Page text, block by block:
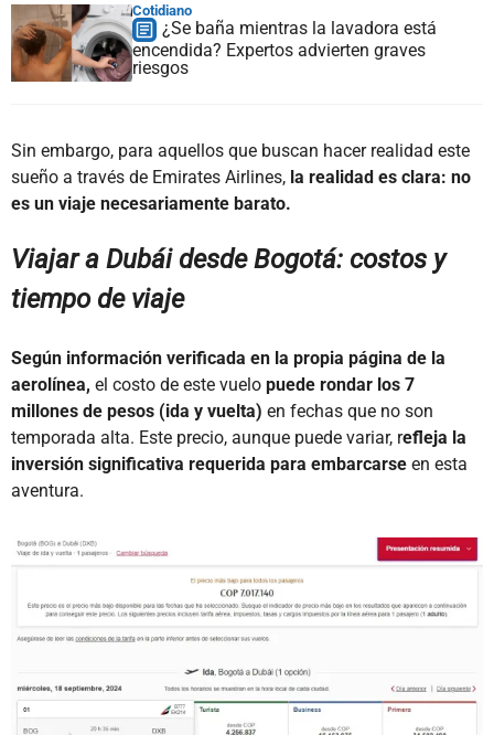
Cotidiano
¿Se baña mientras la lavadora está
encendida? Expertos advierten graves
riesgos
Sin embargo, para aquellos que buscan hacer realidad este
sueño a través de Emirates Airlines, la realidad es clara: no
es un viaje necesariamente barato.
Viajar a Dubái desde Bogotá: costos y
tiempo de viaje
Según información verificada en la propia página de la
aerolínea, el costo de este vuelo puede rondar los 7
millones de pesos (ida y vuelta) en fechas que no son
temporada alta. Este precio, aunque puede variar, refleja la
inversión significativa requerida para embarcarse en esta
aventura.